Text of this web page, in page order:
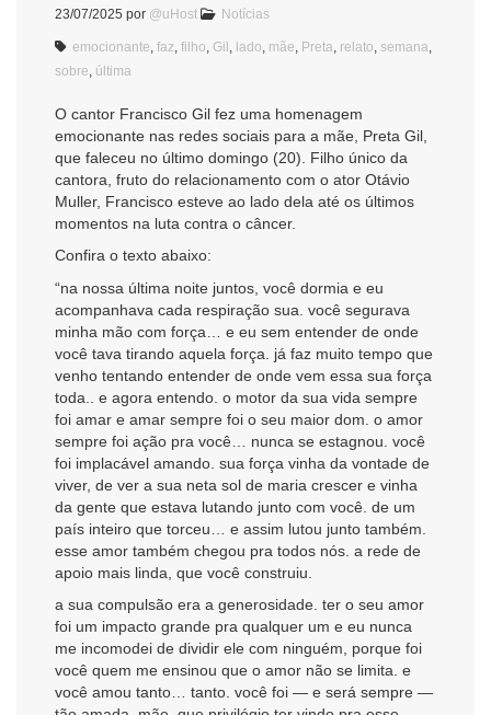
23/07/2025 por @uHost Notícias
emocionante faz filho Gil lado mãe Preta relato semana
sobre última
O cantor Francisco Gil fez uma homenagem
emocionante nas redes sociais para a mãe, Preta Gil,
que faleceu no último domingo (20). Filho único da
cantora, fruto do relacionamento com o ator Otávio
Muller, Francisco esteve ao lado dela até os últimos
momentos na luta contra o câncer.
Confira o texto abaixo:
“na nossa última noite juntos, você dormia e eu
acompanhava cada respiração sua. você segurava
minha mão com força… e eu sem entender de onde
você tava tirando aquela força. já faz muito tempo que
venho tentando entender de onde vem essa sua força
toda.. e agora entendo. o motor da sua vida sempre
foi amar e amar sempre foi o seu maior dom. o amor
sempre foi ação pra você… nunca se estagnou. você
foi implacável amando. sua força vinha da vontade de
viver, de ver a sua neta sol de maria crescer e vinha
da gente que estava lutando junto com você. de um
país inteiro que torceu… e assim lutou junto também.
esse amor também chegou pra todos nós. a rede de
apoio mais linda, que você construiu.
a sua compulsão era a generosidade. ter o seu amor
foi um impacto grande pra qualquer um e eu nunca
me incomodei de dividir ele com ninguém, porque foi
você quem me ensinou que o amor não se limita. e
você amou tanto… tanto. você foi — e será sempre —